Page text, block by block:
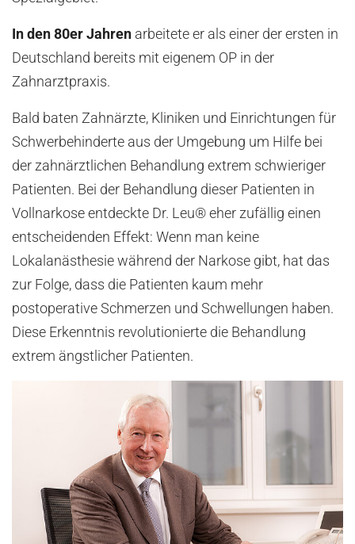
In den 80er Jahren arbeitete er als einer der ersten in
Deutschland bereits mit eigenem OP in der
Zahnarztpraxis.
Bald baten Zahnärzte, Kliniken und Einrichtungen für
Schwerbehinderte aus der Umgebung um Hilfe bei
der zahnärztlichen Behandlung extrem schwieriger
Patienten. Bei der Behandlung dieser Patienten in
Vollnarkose entdeckte Dr. Leu® eher zufällig einen
entscheidenden Effekt: Wenn man keine
Lokalanästhesie während der Narkose gibt, hat das
zur Folge, dass die Patienten kaum mehr
postoperative Schmerzen und Schwellungen haben.
Diese Erkenntnis revolutionierte die Behandlung
extrem ängstlicher Patienten.